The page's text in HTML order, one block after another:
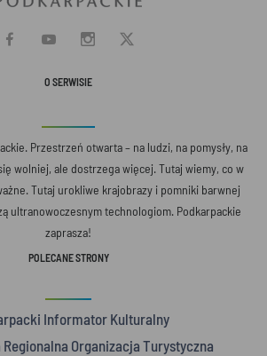
O SERWISIE
Przestrzeń otwarta – na ludzi, na pomysły, na
wolniej, ale dostrzega więcej. Tutaj wiemy, co w
Tutaj urokliwe krajobrazy i pomniki barwnej
ultranowoczesnym technologiom. Podkarpackie
zaprasza!
POLECANE STRONY
Informator Kulturalny
Organizacja Turystyczna